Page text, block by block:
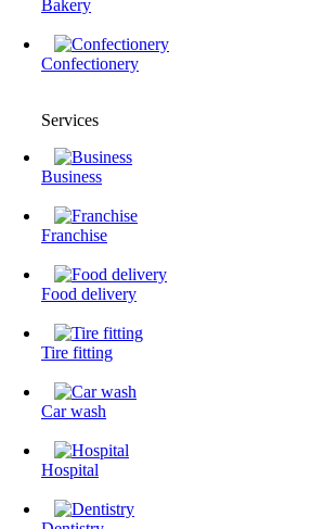
Bakery
Confectionery
Services
Business
Franchise
Food delivery
Tire fitting
Сar wash
Hospital